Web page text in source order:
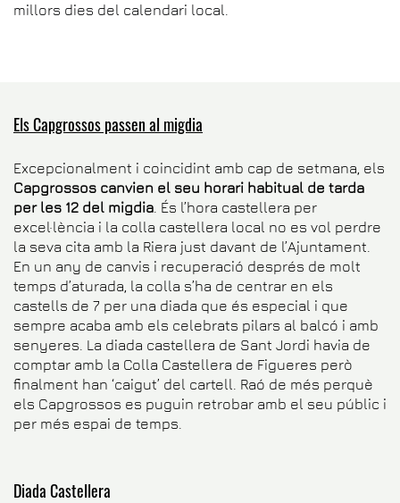
millors dies del calendari local.
Els Capgrossos passen al migdia
Excepcionalment i coincidint amb cap de setmana, els
Capgrossos canvien el seu horari habitual de tarda
per les 12 del migdia . És l’hora castellera per
excel·lència i la colla castellera local no es vol perdre
la seva cita amb la Riera just davant de l’Ajuntament.
En un any de canvis i recuperació després de molt
temps d’aturada, la colla s’ha de centrar en els
castells de 7 per una diada que és especial i que
sempre acaba amb els celebrats pilars al balcó i amb
senyeres. La diada castellera de Sant Jordi havia de
comptar amb la Colla Castellera de Figueres però
finalment han ‘caigut’ del cartell. Raó de més perquè
els Capgrossos es puguin retrobar amb el seu públic i
per més espai de temps.
Diada Castellera